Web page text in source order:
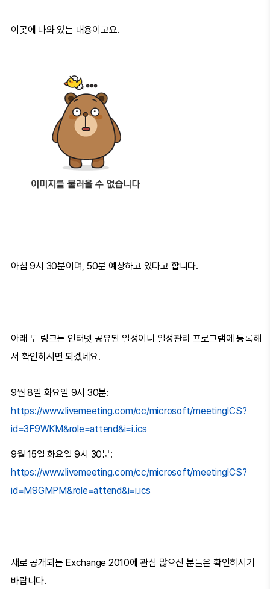
이곳에 나와 있는 내용이고요.
아침 9시 30분이며, 50분 예상하고 있다고 합니다.
아래 두 링크는 인터넷 공유된 일정이니 일정관리 프로그램에 등록해
서 확인하시면 되겠네요.
9월 8일 화요일 9시 30분:
https://www.livemeeting.com/cc/microsoft/meetingICS?
id=3F9WKM&role=attend&i=i.ics
9월 15일 화요일 9시 30분:
https://www.livemeeting.com/cc/microsoft/meetingICS?
id=M9GMPM&role=attend&i=i.ics
새로 공개되는 Exchange 2010에 관심 많으신 분들은 확인하시기
바랍니다.